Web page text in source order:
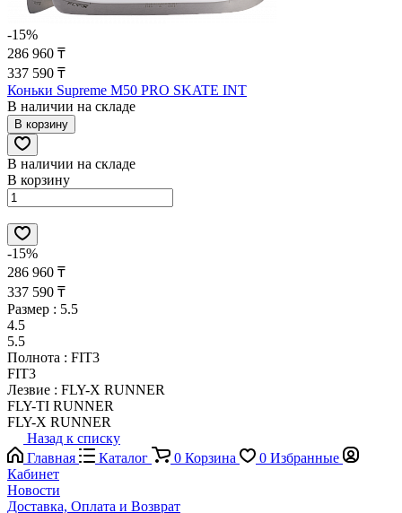
-15%
286 960 ₸
337 590 ₸
Коньки Supreme M50 PRO SKATE INT
В наличии на складе
В корзину
В наличии на складе
В корзину
-15%
286 960 ₸
337 590 ₸
Размер : 5.5
4.5
5.5
Полнота : FIT3
FIT3
Лезвие : FLY-X RUNNER
FLY-TI RUNNER
FLY-X RUNNER
Назад к списку
Главная
Каталог 0 Корзина 0 Избранные
Кабинет
Новости
Доставка, Оплата и Возврат